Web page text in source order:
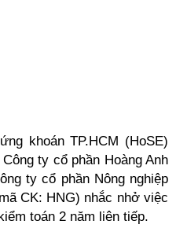
khoán TP.HCM (HoSE)
ty cổ phần Hoàng Anh
ty cổ phần Nông nghiệp
CK: HNG) nhắc nhở việc
toán 2 năm liên tiếp.